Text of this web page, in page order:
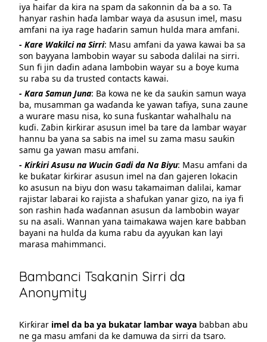
iya haifar da kira na spam da saƙonnin da ba a so. Ta
hanyar rashin haɗa lambar waya da asusun imel, masu
amfani na iya rage haɗarin samun hulda mara amfani.
- Kare Wakilci na Sirri: Masu amfani da yawa kawai ba sa
son bayyana lambobin wayar su saboda dalilai na sirri.
Sun fi jin daɗin adana lambobin wayar su a ɓoye kuma
su raba su da trusted contacts kawai.
- Kara Samun Juna: Ba kowa ne ke da sauƙin samun waya
ba, musamman ga waɗanda ke yawan tafiya, suna zaune
a wurare masu nisa, ko suna fuskantar wahalhalu na
kuɗi. Zaɓin ƙirƙirar asusun imel ba tare da lambar wayar
hannu ba yana sa sabis na imel su zama masu sauƙin
samu ga yawan masu amfani.
- Ƙirƙiri Asusu na Wucin Gadi da Na Biyu: Masu amfani da
ke buƙatar ƙirƙirar asusun imel na ɗan gajeren lokacin
ko asusun na biyu don wasu takamaiman dalilai, kamar
rajistar labarai ko rajista a shafukan yanar gizo, na iya fi
son rashin haɗa waɗannan asusun da lambobin wayar
su na asali. Wannan yana taimakawa wajen kare babban
bayani na hulɗa da kuma rabu da ayyukan kan layi
marasa mahimmanci.
Bambanci Tsakanin Sirri da
Anonymity
Ƙirƙirar imel da ba ya bukatar lambar wayababban abu
ne ga masu amfani da ke damuwa da sirri da tsaro.